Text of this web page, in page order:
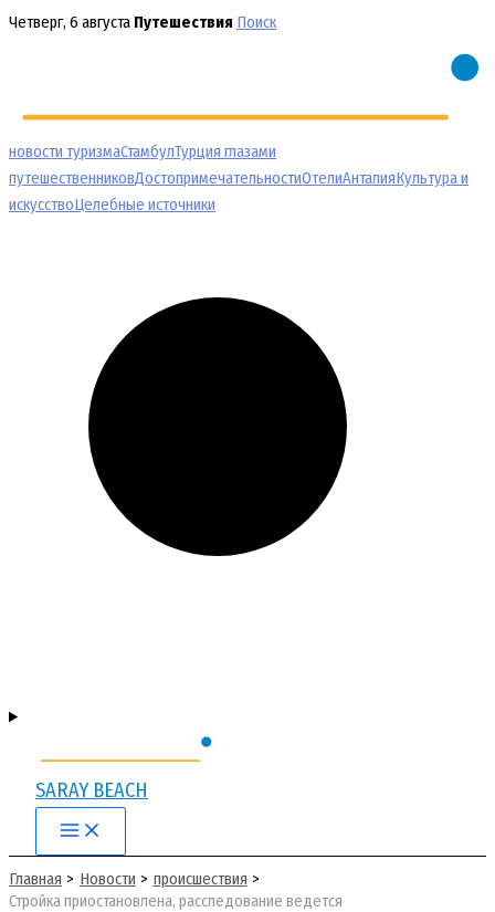
Перейти
Четверг, 6 августа Путешествия Поиск
новости туризмаСтамбулТурция глазами
путешественниковДостопримечательностиОтелиАнталияКультура и
искусствоЦелебные источники
SARAY BEACH
Main
Menu
Главная Новости
происшествия
Стройка приостановлена, расследование ведется